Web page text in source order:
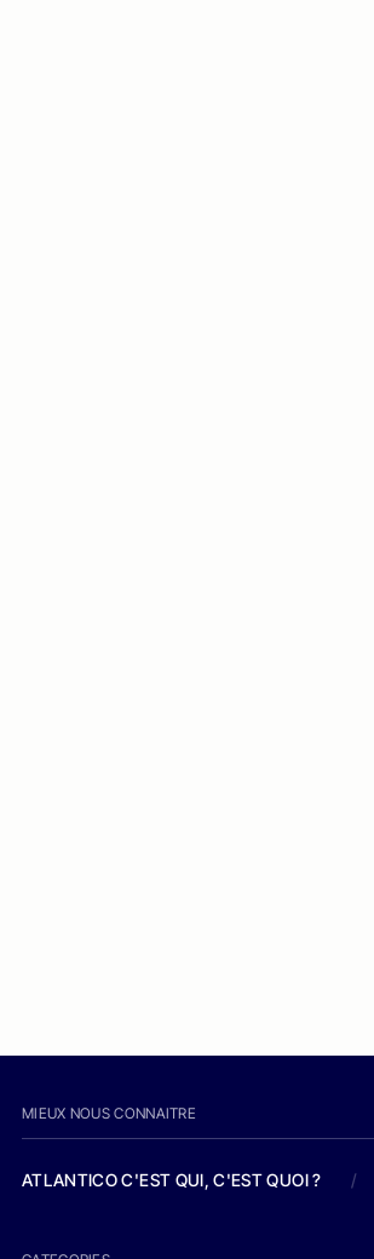
MIEUX NOUS CONNAITRE
ATLANTICO C'EST QUI, C'EST QUOI ? /